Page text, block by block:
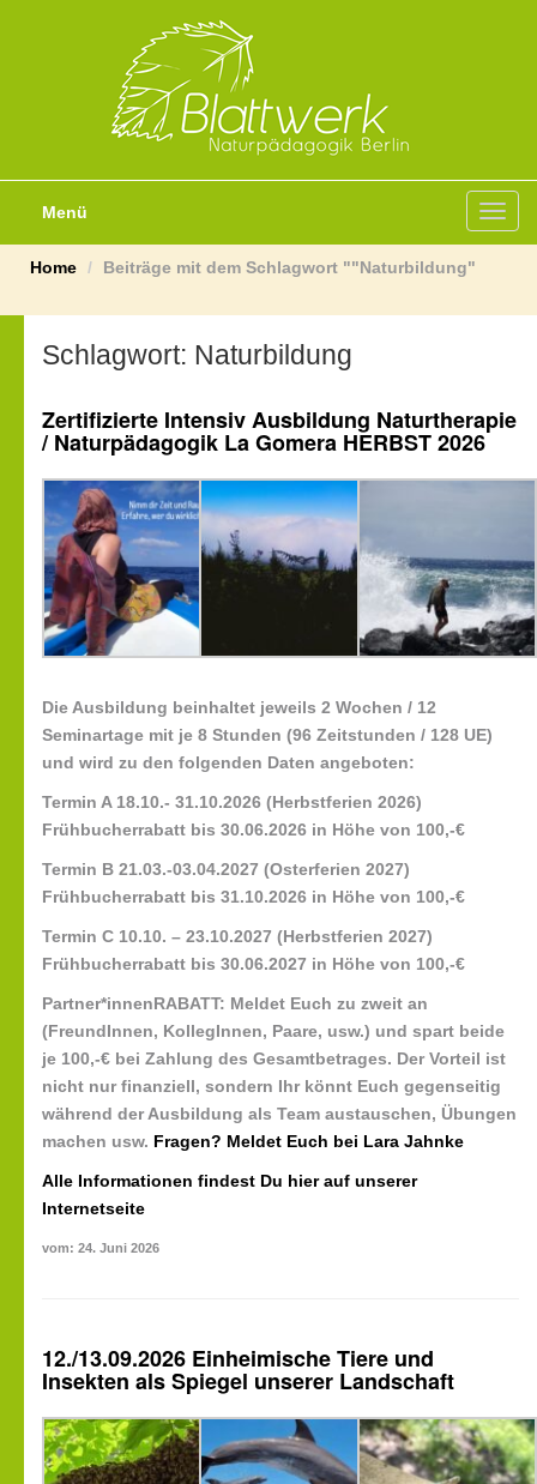
Menü
Home
Beiträge mit dem Schlagwort ""Naturbildung"
Schlagwort: Naturbildung
Zertifizierte Intensiv Ausbildung Naturtherapie
/ Naturpädagogik La Gomera HERBST 2026
Die Ausbildung beinhaltet jeweils 2 Wochen / 12
Seminartage mit je 8 Stunden (96 Zeitstunden / 128 UE)
und wird zu den folgenden Daten angeboten:
Termin A 18.10.- 31.10.2026 (Herbstferien 2026)
Frühbucherrabatt bis 30.06.2026 in Höhe von 100,-€
Termin B 21.03.-03.04.2027 (Osterferien 2027)
Frühbucherrabatt bis 31.10.2026 in Höhe von 100,-€
Termin C 10.10. – 23.10.2027 (Herbstferien 2027)
Frühbucherrabatt bis 30.06.2027 in Höhe von 100,-€
Partner*innenRABATT: Meldet Euch zu zweit an
(FreundInnen, KollegInnen, Paare, usw.) und spart beide
je 100,-€ bei Zahlung des Gesamtbetrages. Der Vorteil ist
nicht nur finanziell, sondern Ihr könnt Euch gegenseitig
während der Ausbildung als Team austauschen, Übungen
machen usw. Fragen? Meldet Euch bei Lara Jahnke
Alle Informationen findest Du hier auf unserer
Internetseite
vom: 24. Juni 2026
12./13.09.2026 Einheimische Tiere und
Insekten als Spiegel unserer Landschaft